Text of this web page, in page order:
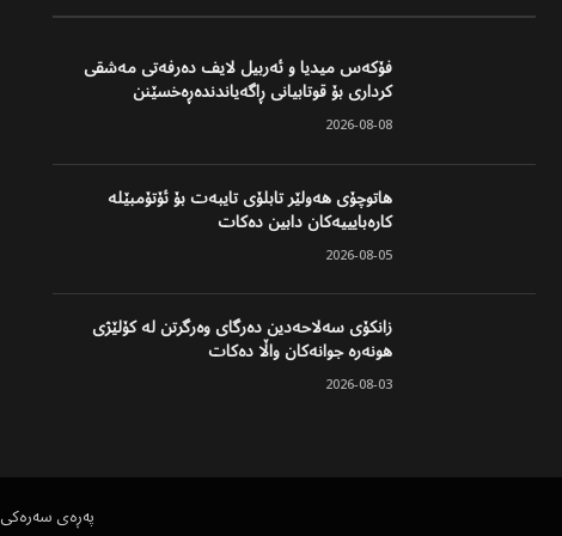
فۆکەس میدیا و ئەربیل لایف دەرفەتی مەشقی
کرداری بۆ قوتابیانی ڕاگەیاندندەڕەخسێنن
2026-08-08
هاتوچۆی هەولێر تابلۆی تایبەت بۆ ئۆتۆمبێلە
کارەبایییەکان دابین دەکات
2026-08-05
زانکۆی سەلاحەدین دەرگای وەرگرتن لە کۆلێژی
هونەرە جوانەکان واڵا دەکات
2026-08-03
پەڕەی سەرەکی